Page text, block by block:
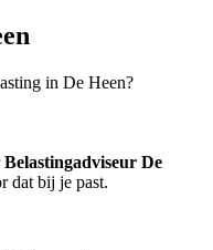
in De Heen?
Belastingadviseur De
dat bij je past.